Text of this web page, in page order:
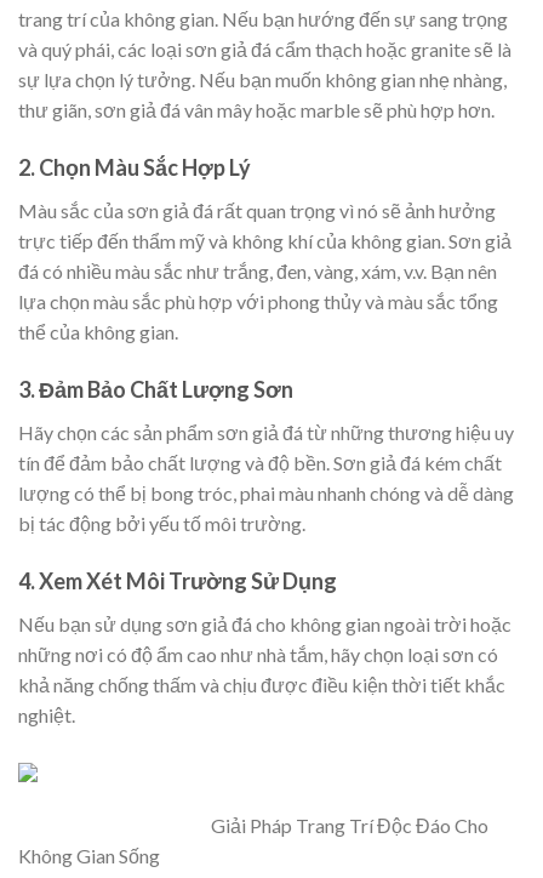
trang trí của không gian. Nếu bạn hướng đến sự sang trọng
và quý phái, các loại sơn giả đá cẩm thạch hoặc granite sẽ là
sự lựa chọn lý tưởng. Nếu bạn muốn không gian nhẹ nhàng,
thư giãn, sơn giả đá vân mây hoặc marble sẽ phù hợp hơn.
2.Chọn Màu Sắc Hợp Lý
Màu sắc của sơn giả đá rất quan trọng vì nó sẽ ảnh hưởng
trực tiếp đến thẩm mỹ và không khí của không gian. Sơn giả
đá có nhiều màu sắc như trắng, đen, vàng, xám, v.v. Bạn nên
lựa chọn màu sắc phù hợp với phong thủy và màu sắc tổng
thể của không gian.
3.Đảm Bảo Chất Lượng Sơn
Hãy chọn các sản phẩm sơn giả đá từ những thương hiệu uy
tín để đảm bảo chất lượng và độ bền. Sơn giả đá kém chất
lượng có thể bị bong tróc, phai màu nhanh chóng và dễ dàng
bị tác động bởi yếu tố môi trường.
4.Xem Xét Môi Trường Sử Dụng
Nếu bạn sử dụng sơn giả đá cho không gian ngoài trời hoặc
những nơi có độ ẩm cao như nhà tắm, hãy chọn loại sơn có
khả năng chống thấm và chịu được điều kiện thời tiết khắc
nghiệt.
Giải Pháp Trang Trí Độc Đáo Cho
Không Gian Sống